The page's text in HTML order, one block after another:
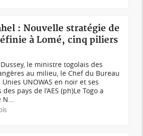
: Nouvelle stratégie de
à Lomé, cinq piliers
le ministre togolais des
au milieu, le Chef du Bureau
UNOWAS en noir et ses
pays de l’AES (ph)Le Togo a
N...